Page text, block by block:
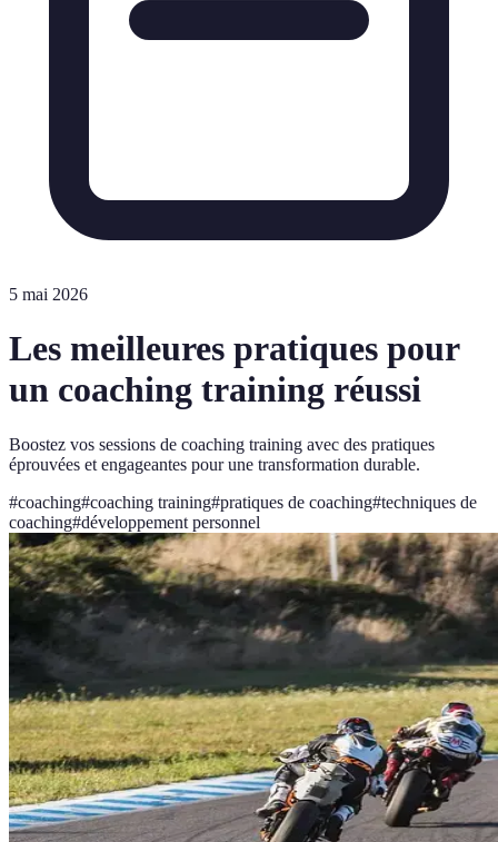
5 mai 2026
Les meilleures pratiques pour
un coaching training réussi
Boostez vos sessions de coaching training avec des pratiques
éprouvées et engageantes pour une transformation durable.
#coaching#coaching training#pratiques de coaching#techniques de
coaching#développement personnel